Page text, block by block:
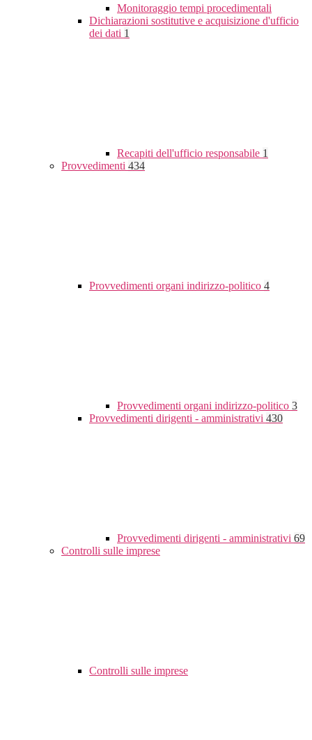
Monitoraggio tempi procedimentali
Dichiarazioni sostitutive e acquisizione d'ufficio
dei dati 1
Recapiti dell'ufficio responsabile 1
Provvedimenti 434
Provvedimenti organi indirizzo-politico 4
Provvedimenti organi indirizzo-politico 3
Provvedimenti dirigenti - amministrativi 430
Provvedimenti dirigenti - amministrativi 69
Controlli sulle imprese
Controlli sulle imprese